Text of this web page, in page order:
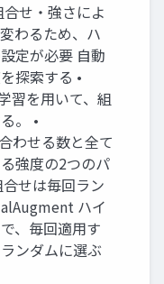
せ・強さによ
わるため、ハ
定が必要 自動
探索する •
習を用いて、組
。 •
わせる数と全て
強度の2つのパ
せは毎回ラン
ハイ
、毎回適用す
ンダムに選ぶ